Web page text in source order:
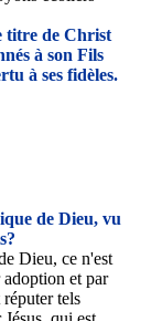
titre de Christ
à son Fils
à ses fidèles.
de Dieu, vu
Dieu, ce n'est
adoption et par
tels